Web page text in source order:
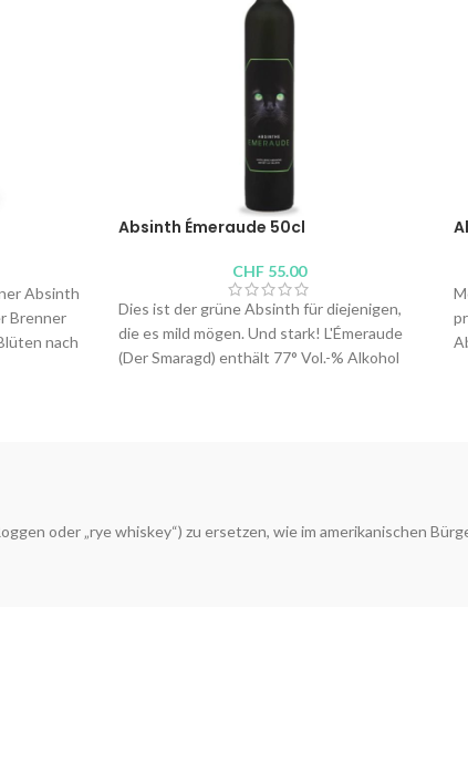
Absinth
Brenner
nach
Absinth Émeraude 50cl
CHF55.00
Dies ist der grüne Absinth für diejenigen,
die es mild mögen. Und stark! L'Émeraude
(Der Smaragd) enthält 77° Vol.-% Alkohol
Alkoholgehalt: 77 Vol.-%
oder „rye whiskey“) zu ersetzen, wie im amerikanischen